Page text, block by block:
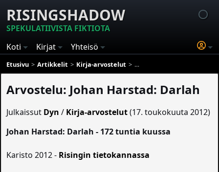
RISINGSHADOW
SPEKULATIIVISTA FIKTIOTA
Koti
Kirjat Yhteisö
Etusivu Artikkelit Kirja-arvostelut Arvostelu: Johan Harstad:
Arvostelu: Johan Harstad: Darlah
Julkaissut Dyn / Kirja-arvostelut (17. toukokuuta 2012)
Johan Harstad: Darlah - 172 tuntia kuussa
Karisto 2012 - Risingin tietokannassa